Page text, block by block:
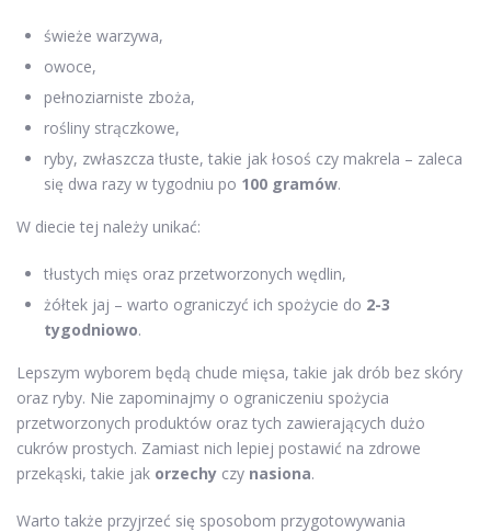
świeże warzywa,
owoce,
pełnoziarniste zboża,
rośliny strączkowe,
ryby, zwłaszcza tłuste, takie jak łosoś czy makrela – zaleca
się dwa razy w tygodniu po 100 gramów.
W diecie tej należy unikać:
tłustych mięs oraz przetworzonych wędlin,
żółtek jaj – warto ograniczyć ich spożycie do 2-3
tygodniowo.
Lepszym wyborem będą chude mięsa, takie jak drób bez skóry
oraz ryby. Nie zapominajmy o ograniczeniu spożycia
przetworzonych produktów oraz tych zawierających dużo
cukrów prostych. Zamiast nich lepiej postawić na zdrowe
przekąski, takie jak orzechy czy nasiona.
Warto także przyjrzeć się sposobom przygotowywania